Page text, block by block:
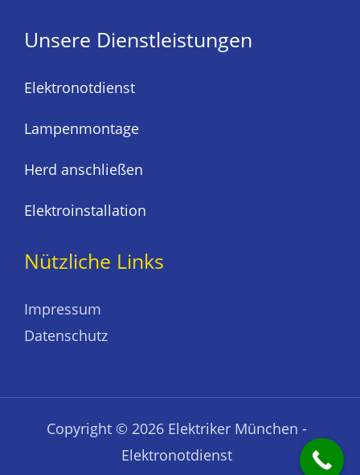
Unsere Dienstleistungen
Elektronotdienst
Lampenmontage
Herd anschließen
Elektroinstallation
Nützliche Links
Impressum
Datenschutz
Copyright © 2026 Elektriker München -
Elektronotdienst